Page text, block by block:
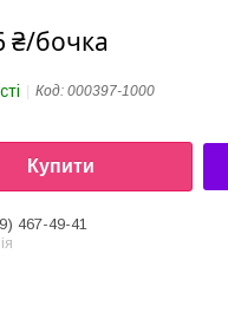
₴/бочка
Код: 000397-1000
Купити
467-49-41